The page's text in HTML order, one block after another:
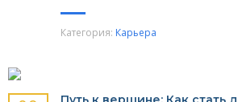
Категория: Карьера